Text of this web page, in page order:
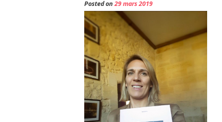
Posted on29 mars 2019